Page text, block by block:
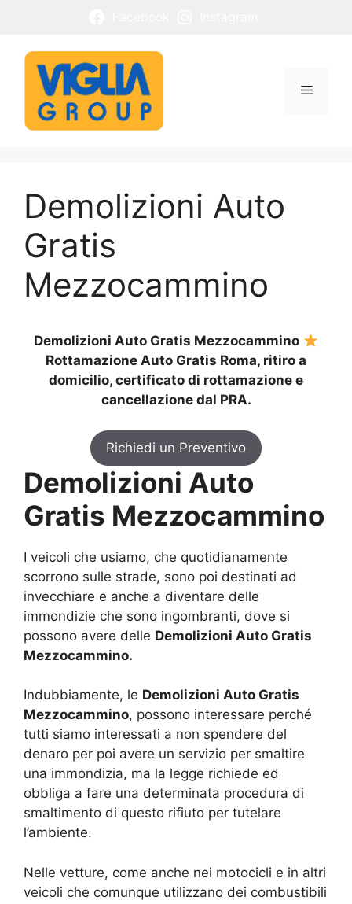
contenuto
Menu
Demolizioni Auto
Gratis
Mezzocammino
Demolizioni Auto Gratis Mezzocammino
Rottamazione Auto Gratis Roma, ritiro a
domicilio, certificato di rottamazione e
cancellazione dal PRA.
Richiedi un Preventivo
Demolizioni Auto
Gratis Mezzocammino
I veicoli che usiamo, che quotidianamente
scorrono sulle strade, sono poi destinati ad
invecchiare e anche a diventare delle
immondizie che sono ingombranti, dove si
possono avere delle Demolizioni Auto Gratis
Mezzocammino.
Indubbiamente, le Demolizioni Auto Gratis
Mezzocammino, possono interessare perché
tutti siamo interessati a non spendere del
denaro per poi avere un servizio per smaltire
una immondizia, ma la legge richiede ed
obbliga a fare una determinata procedura di
smaltimento di questo rifiuto per tutelare
l’ambiente.
Nelle vetture, come anche nei motocicli e in altri
veicoli che comunque utilizzano dei combustibili